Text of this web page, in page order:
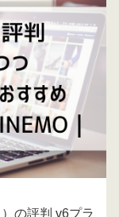
の評判 v6プラ